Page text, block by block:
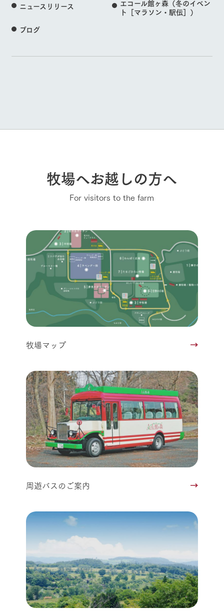
ニュースリリース
エコール館ヶ森（冬のイベン
ト［マラソン・駅伝］）
ブログ
牧場へお越しの方へ
For visitors to the farm
牧場マップ
周遊バスのご案内